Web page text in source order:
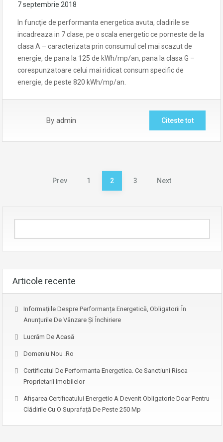
7 septembrie 2018
In funcţie de performanta energetica avuta, cladirile se
incadreaza in 7 clase, pe o scala energetic ce porneste de la
clasa A – caracterizata prin consumul cel mai scazut de
energie, de pana la 125 de kWh/mp/an, pana la clasa G –
corespunzatoare celui mai ridicat consum specific de
energie, de peste 820 kWh/mp/an.
By admin Citeste tot
PaginațiePrev 1 2 3 Next
Articole recente
Informațiile Despre Performanța Energetică, Obligatorii În
Anunțurile De Vânzare Și Închiriere
Lucrăm De Acasă
Domeniu Nou .ro
Certificatul De Performanta Energetica. Ce Sanctiuni Risca
Proprietarii Imobilelor
Afişarea Certificatului Energetic A Devenit Obligatorie Doar Pentru
Clădirile Cu O Suprafață De Peste 250 Mp